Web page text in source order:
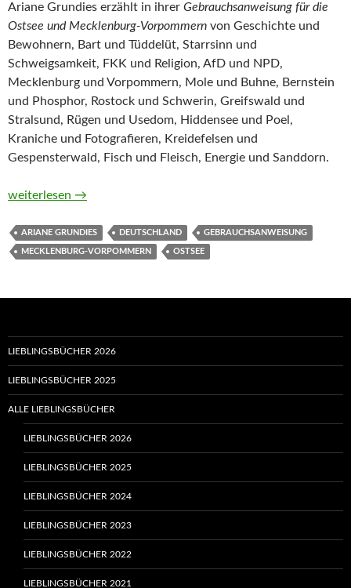
Ariane Grundies erzählt in ihrer Gebrauchsanweisung für die
Ostsee und Mecklenburg-Vorpommern von Geschichte und
Bewohnern, Bart und Tüddelüt, Starrsinn und
Schweigsamkeit, FKK und Religion, AfD und NPD,
Mecklenburg und Vorpommern, Mole und Buhne, Bernstein
und Phosphor, Rostock und Schwerin, Greifswald und
Stralsund, Rügen und Usedom, Hiddensee und Poel,
Kraniche und Fotografieren, Kreidefelsen und
Gespensterwald, Fisch und Fleisch, Energie und Sanddorn.
Gebrauchsanweisung für die Ostsee und Mecklenburg-
weiterlesen →
ARIANE GRUNDIES DEUTSCHLAND GEBRAUCHSANWEISUNG
MECKLENBURG-VORPOMMERN OSTSEE
LIEBLINGSBÜCHER 2026
LIEBLINGSBÜCHER 2025
ALLE LIEBLINGSBÜCHER
LIEBLINGSBÜCHER 2026
LIEBLINGSBÜCHER 2025
LIEBLINGSBÜCHER 2024
LIEBLINGSBÜCHER 2023
LIEBLINGSBÜCHER 2022
LIEBLINGSBÜCHER 2021